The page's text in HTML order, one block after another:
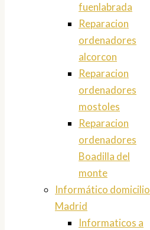
fuenlabrada
Reparacion
ordenadores
alcorcon
Reparacion
ordenadores
mostoles
Reparacion
ordenadores
Boadilla del
monte
Informático domicilio
Madrid
Informaticos a